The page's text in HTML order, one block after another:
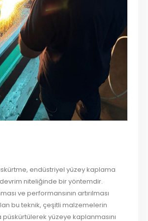
endüstriyel yüzey kaplama
niteliğinde bir yöntemdir.
ve performansının artırılması
bu teknik, çeşitli malzemelerin
püskürtülerek yüzeye kaplanmasını